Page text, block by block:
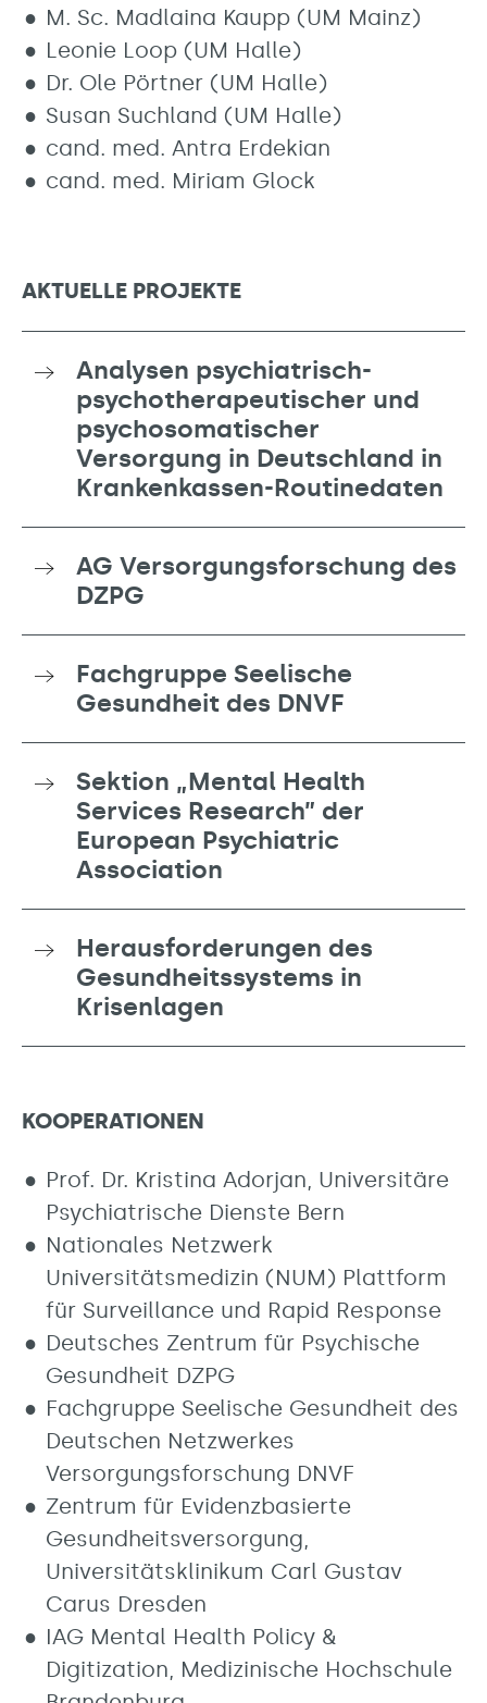
M. Sc. Madlaina Kaupp (UM Mainz)
Leonie Loop (UM Halle)
Dr. Ole Pörtner (UM Halle)
Susan Suchland (UM Halle)
cand. med. Antra Erdekian
cand. med. Miriam Glock
AKTUELLE PROJEKTE
Analysen psychiatrisch-
psychotherapeutischer und
psychosomatischer
Versorgung in Deutschland in
Krankenkassen-Routinedaten
AG Versorgungsforschung des
DZPG
Fachgruppe Seelische
Gesundheit des DNVF
Sektion „Mental Health
Services Research” der
European Psychiatric
Association
Herausforderungen des
Gesundheitssystems in
Krisenlagen
KOOPERATIONEN
Prof. Dr. Kristina Adorjan, Universitäre
Psychiatrische Dienste Bern
Nationales Netzwerk
Universitätsmedizin (NUM) Plattform
für Surveillance und Rapid Response
Deutsches Zentrum für Psychische
Gesundheit DZPG
Fachgruppe Seelische Gesundheit des
Deutschen Netzwerkes
Versorgungsforschung DNVF
Zentrum für Evidenzbasierte
Gesundheitsversorgung,
Universitätsklinikum Carl Gustav
Carus Dresden
IAG Mental Health Policy &
Digitization, Medizinische Hochschule